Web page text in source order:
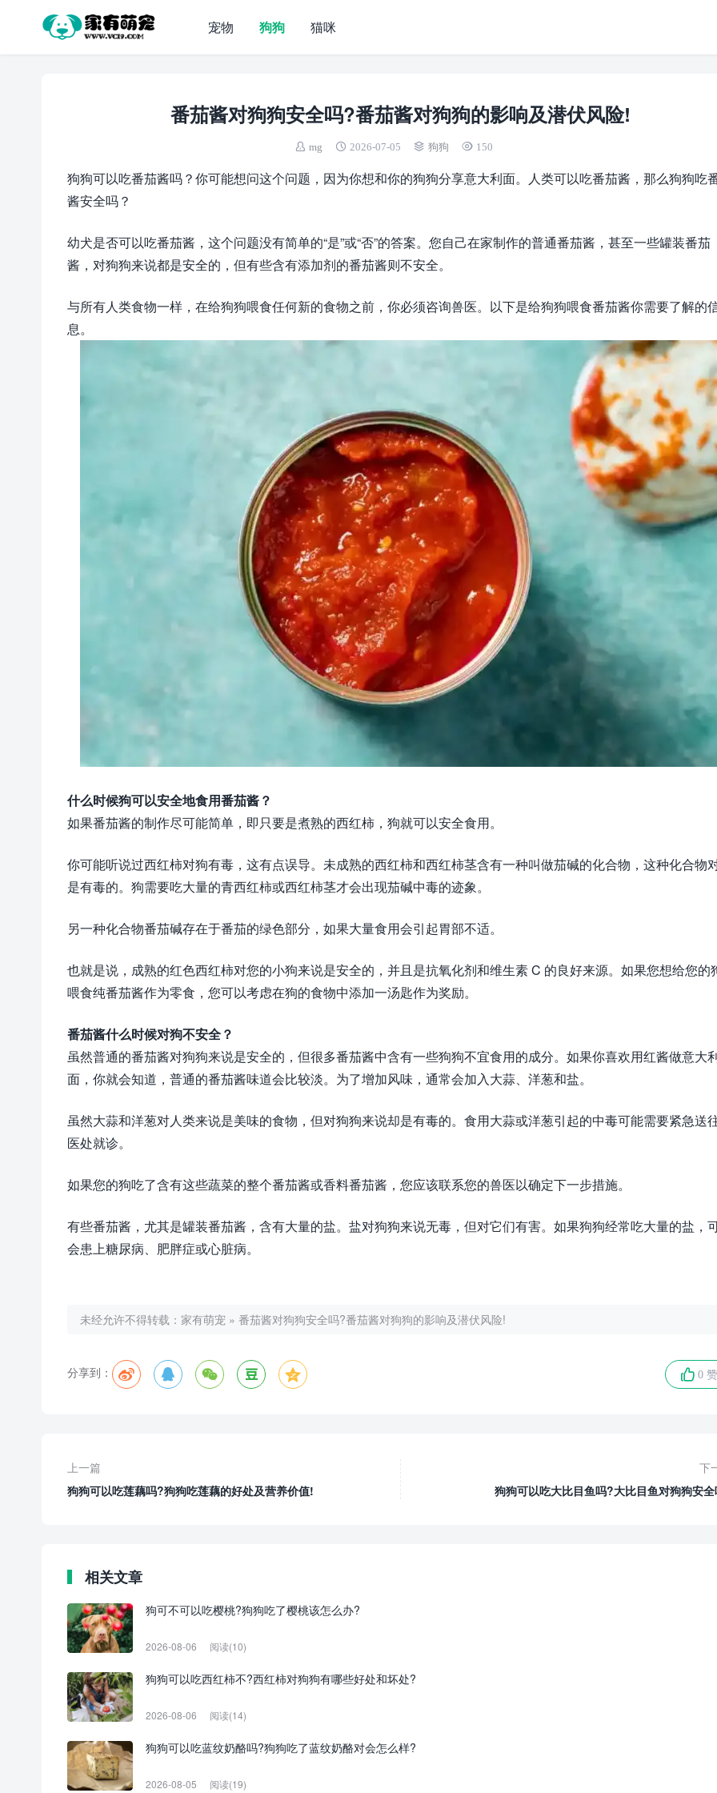
宠物 狗狗 猫咪
番茄酱对狗狗安全吗?番茄酱对狗狗的影响及潜伏风险!
mg 2026-07-05 狗狗 150
狗狗可以吃番茄酱吗？你可能想问这个问题，因为你想和你的狗狗分享意大利面。人类可以吃番茄酱，那么狗狗吃
酱安全吗？
幼犬是否可以吃番茄酱，这个问题没有简单的“是”或“否”的答案。您自己在家制作的普通番茄酱，甚至一些罐装番茄
酱，对狗狗来说都是安全的，但有些含有添加剂的番茄酱则不安全。
与所有人类食物一样，在给狗狗喂食任何新的食物之前，你必须咨询兽医。以下是给狗狗喂食番茄酱你需要了解的
息。
什么时候狗可以安全地食用番茄酱？
如果番茄酱的制作尽可能简单，即只要是煮熟的西红柿，狗就可以安全食用。
你可能听说过西红柿对狗有毒，这有点误导。未成熟的西红柿和西红柿茎含有一种叫做茄碱的化合物，这种化合物
是有毒的。狗需要吃大量的青西红柿或西红柿茎才会出现茄碱中毒的迹象。
另一种化合物番茄碱存在于番茄的绿色部分，如果大量食用会引起胃部不适。
也就是说，成熟的红色西红柿对您的小狗来说是安全的，并且是抗氧化剂和维生素 C 的良好来源。如果您想给您的
喂食纯番茄酱作为零食，您可以考虑在狗的食物中添加一汤匙作为奖励。
番茄酱什么时候对狗不安全？
虽然普通的番茄酱对狗狗来说是安全的，但很多番茄酱中含有一些狗狗不宜食用的成分。如果你喜欢用红酱做意大
面，你就会知道，普通的番茄酱味道会比较淡。为了增加风味，通常会加入大蒜、洋葱和盐。
虽然大蒜和洋葱对人类来说是美味的食物，但对狗狗来说却是有毒的。食用大蒜或洋葱引起的中毒可能需要紧急送
医处就诊。
如果您的狗吃了含有这些蔬菜的整个番茄酱或香料番茄酱，您应该联系您的兽医以确定下一步措施。
有些番茄酱，尤其是罐装番茄酱，含有大量的盐。盐对狗狗来说无毒，但对它们有害。如果狗狗经常吃大量的盐，
会患上糖尿病、肥胖症或心脏病。
未经允许不得转载： 家有萌宠 » 番茄酱对狗狗安全吗?番茄酱对狗狗的影响及潜伏风险!
分享到： 0 赞
上一篇
狗狗可以吃莲藕吗?狗狗吃莲藕的好处及营养价值!
下
狗狗可以吃大比目鱼吗?大比目鱼对狗狗安
相关文章
狗可不可以吃樱桃?狗狗吃了樱桃该怎么办?
2026-08-06 阅读(10)
狗狗可以吃西红柿不?西红柿对狗狗有哪些好处和坏处?
2026-08-06 阅读(14)
狗狗可以吃蓝纹奶酪吗?狗狗吃了蓝纹奶酪对会怎么样?
2026-08-05 阅读(19)